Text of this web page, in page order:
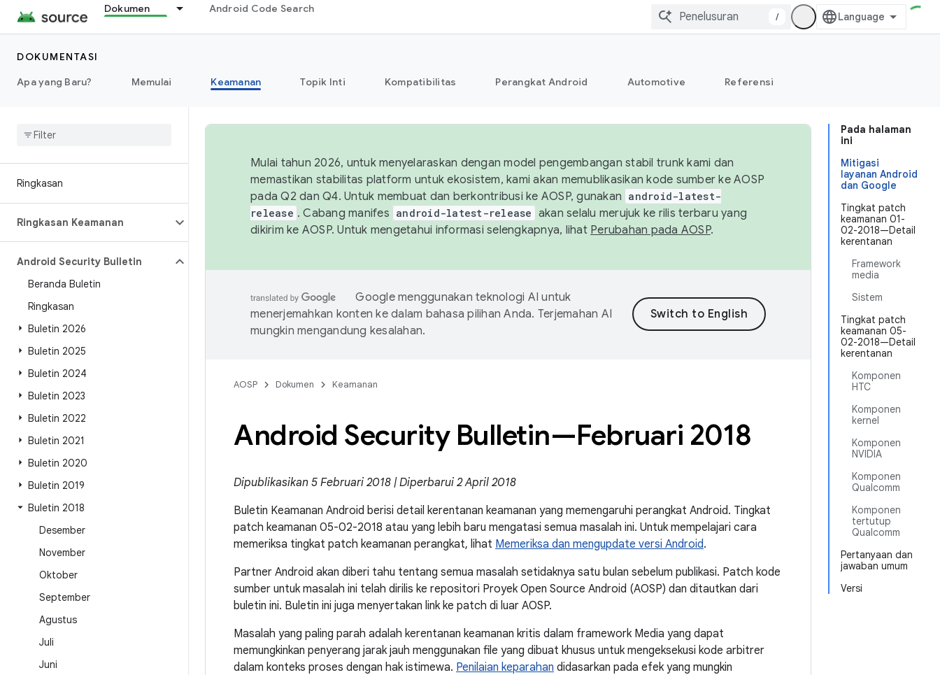
Dokumen Android Code Search
/
DOKUMENTASI
Apa yang Baru?
Memulai Keamanan Topik Inti Kompatibilitas Perangkat Android Automotive Referensi
Ringkasan
Ringkasan Keamanan
Android Security Bulletin
Beranda Buletin
Ringkasan
Buletin 2026
Buletin 2025
Buletin 2024
Buletin 2023
Buletin 2022
Buletin 2021
Buletin 2020
Buletin 2019
Buletin 2018
Desember
November
Oktober
September
Agustus
Juli
Juni
Pada halaman
ini
Mitigasi
layanan Android
dan Google
Tingkat patch
keamanan 01-
02-2018—Detail
kerentanan
Framework
media
Sistem
Tingkat patch
keamanan 05-
02-2018—Detail
kerentanan
Komponen
HTC
Komponen
kernel
Komponen
NVIDIA
Komponen
Qualcomm
Komponen
tertutup
Qualcomm
Pertanyaan dan
jawaban umum
Versi
Mulai tahun 2026, untuk menyelaraskan dengan model pengembangan stabil trunk kami dan
memastikan stabilitas platform untuk ekosistem, kami akan memublikasikan kode sumber ke AOSP
pada Q2 dan Q4. Untuk membuat dan berkontribusi ke AOSP, gunakan android-latest-
release . Cabang manifes android-latest-release akan selalu merujuk ke rilis terbaru yang
dikirim ke AOSP. Untuk mengetahui informasi selengkapnya, lihat Perubahan pada AOSP.
Google menggunakan teknologi AI untuk
menerjemahkan konten ke dalam bahasa pilihan Anda. Terjemahan AI
mungkin mengandung kesalahan.
AOSP Dokumen Keamanan
Android Security Bulletin—Februari 2018
Dipublikasikan 5 Februari 2018 | Diperbarui 2 April 2018
Buletin Keamanan Android berisi detail kerentanan keamanan yang memengaruhi perangkat Android. Tingkat
patch keamanan 05-02-2018 atau yang lebih baru mengatasi semua masalah ini. Untuk mempelajari cara
memeriksa tingkat patch keamanan perangkat, lihat Memeriksa dan mengupdate versi Android.
Partner Android akan diberi tahu tentang semua masalah setidaknya satu bulan sebelum publikasi. Patch kode
sumber untuk masalah ini telah dirilis ke repositori Proyek Open Source Android (AOSP) dan ditautkan dari
buletin ini. Buletin ini juga menyertakan link ke patch di luar AOSP.
Masalah yang paling parah adalah kerentanan keamanan kritis dalam framework Media yang dapat
memungkinkan penyerang jarak jauh menggunakan file yang dibuat khusus untuk mengeksekusi kode arbitrer
dalam konteks proses dengan hak istimewa. Penilaian keparahan didasarkan pada efek yang mungkin